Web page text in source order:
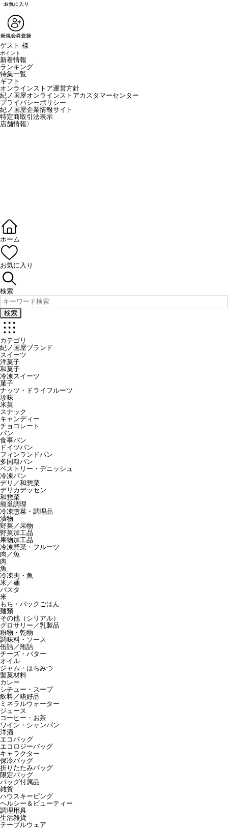
ゲスト 様
ポイント
新着情報
ランキング
特集一覧
ギフト
オンラインストア運営方針
紀ノ国屋オンラインストアカスタマーセンター
プライバシーポリシー
紀ノ国屋企業情報サイト
特定商取引法表示
店舗情報 〉
ホーム
お気に入り
検索
検索
カテゴリ
紀ノ国屋ブランド
スイーツ
洋菓子
和菓子
冷凍スイーツ
菓子
ナッツ・ドライフルーツ
珍味
米菓
スナック
キャンディー
チョコレート
パン
食事パン
ドイツパン
フィンランドパン
多国籍パン
ペストリー・デニッシュ
冷凍パン
デリ／和惣菜
デリカデッセン
和惣菜
簡単調理
冷凍惣菜・調理品
漬物
野菜／果物
野菜加工品
果物加工品
冷凍野菜・フルーツ
肉／魚
肉
魚
冷凍肉・魚
米／麺
パスタ
米
もち・パックごはん
麺類
その他（シリアル）
グロサリー／乳製品
粉物・乾物
調味料・ソース
缶詰／瓶詰
チーズ・バター
オイル
ジャム・はちみつ
製菓材料
カレー
シチュー・スープ
飲料／嗜好品
ミネラルウォーター
ジュース
コーヒー・お茶
ワイン・シャンパン
洋酒
エコバッグ
エコロジーバッグ
キャラクター
保冷バッグ
折りたたみバッグ
限定バッグ
バッグ付属品
雑貨
ハウスキーピング
ヘルシー＆ビューティー
調理用具
生活雑貨
テーブルウェア